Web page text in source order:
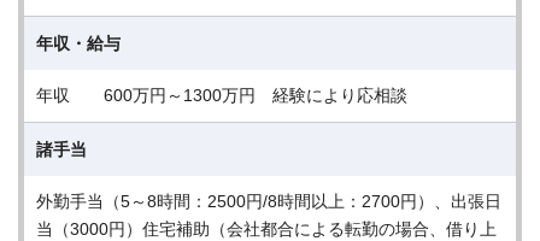
年収・給与
年収 600万円～1300万円 経験により応相談
諸手当
外勤手当（5～8時間：2500円/8時間以上：2700円）、出張日
当（3000円）住宅補助（会社都合による転勤の場合、借り上